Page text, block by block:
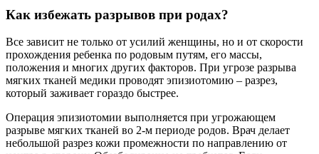
Как избежать разрывов при родах?
Все зависит не только от усилий женщины, но и от скорости
прохождения ребенка по родовым путям, его массы,
положения и многих других факторов. При угрозе разрыва
мягких тканей медики проводят эпизиотомию – разрез,
который заживает гораздо быстрее.
Операция эпизиотомии выполняется при угрожающем
разрыве мягких тканей во 2-м периоде родов. Врач делает
небольшой разрез кожи промежности по направлению от